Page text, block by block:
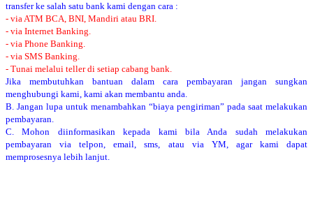
transfer ke salah satu bank kami dengan cara :
- via ATM BCA, BNI, Mandiri atau BRI.
- via Internet Banking.
- via Phone Banking.
- via SMS Banking.
- Tunai melalui teller di setiap cabang bank.
Jika membutuhkan bantuan dalam cara pembayaran jangan sungkan
menghubungi kami, kami akan membantu anda.
B. Jangan lupa untuk menambahkan “biaya pengiriman” pada saat melakukan
pembayaran.
C. Mohon diinformasikan kepada kami bila Anda sudah melakukan
pembayaran via telpon, email, sms, atau via YM, agar kami dapat
memprosesnya lebih lanjut.